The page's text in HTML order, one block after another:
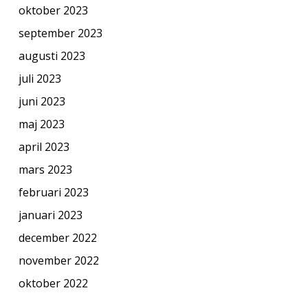
oktober 2023
september 2023
augusti 2023
juli 2023
juni 2023
maj 2023
april 2023
mars 2023
februari 2023
januari 2023
december 2022
november 2022
oktober 2022